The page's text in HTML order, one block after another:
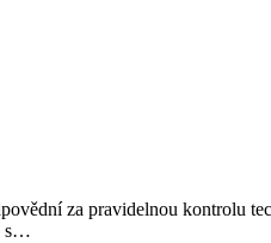
za pravidelnou kontrolu
s…